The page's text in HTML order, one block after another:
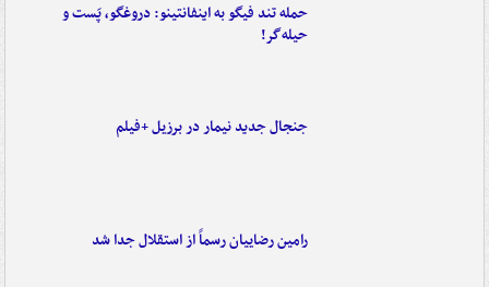
حمله تند فیگو به اینفانتینو: دروغگو، پَست‌ و
حیله‌گر!
جنجال جدید نیمار در برزیل +فیلم
رامین رضاییان رسماً از استقلال جدا شد